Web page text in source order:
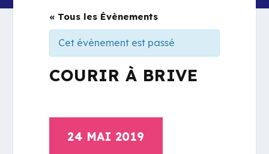
« Tous les Évènements
Cet évènement est passé
COURIR À BRIVE
24 MAI 2019